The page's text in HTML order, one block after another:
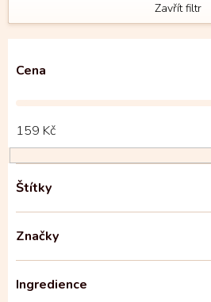
Zavřít filtr
Cena
159 Kč
Štítky
Značky
Ingredience